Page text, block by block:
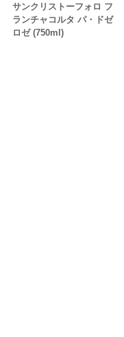
サンクリストーフォロ フ
ランチャコルタ パ・ドゼ
ロゼ (750ml)